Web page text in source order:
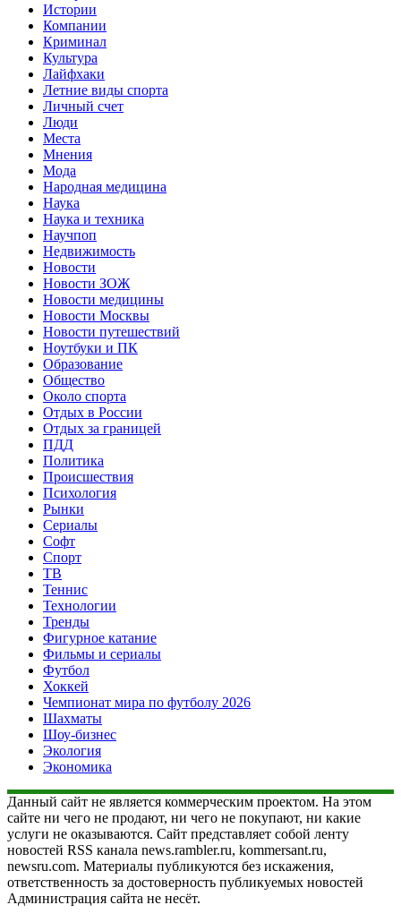
Истории
Компании
Криминал
Культура
Лайфхаки
Летние виды спорта
Личный счет
Люди
Места
Мнения
Мода
Народная медицина
Наука
Наука и техника
Научпоп
Недвижимость
Новости
Новости ЗОЖ
Новости медицины
Новости Москвы
Новости путешествий
Ноутбуки и ПК
Образование
Общество
Около спорта
Отдых в России
Отдых за границей
ПДД
Политика
Происшествия
Психология
Рынки
Сериалы
Софт
Спорт
ТВ
Теннис
Технологии
Тренды
Фигурное катание
Фильмы и сериалы
Футбол
Хоккей
Чемпионат мира по футболу 2026
Шахматы
Шоу-бизнес
Экология
Экономика
Данный сайт не является коммерческим проектом. На этом
сайте ни чего не продают, ни чего не покупают, ни какие
услуги не оказываются. Сайт представляет собой ленту
новостей RSS канала news.rambler.ru, kommersant.ru,
newsru.com. Материалы публикуются без искажения,
ответственность за достоверность публикуемых новостей
Администрация сайта не несёт.